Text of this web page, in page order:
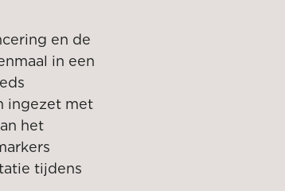
en de
in een
ingezet met
het
tijdens